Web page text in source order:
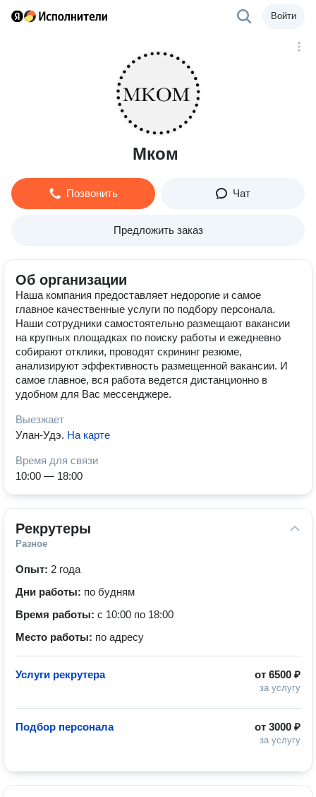
Войти
Мком
Позвонить Чат
Предложить заказ
Об организации
Наша компания предоставляет недорогие и самое
главное качественные услуги по подбору персонала.
Наши сотрудники самостоятельно размещают вакансии
на крупных площадках по поиску работы и ежедневно
собирают отклики, проводят скрининг резюме,
анализируют эффективность размещенной вакансии. И
самое главное, вся работа ведется дистанционно в
удобном для Вас мессенджере.
Выезжает
Улан-Удэ. На карте
Время для связи
10:00 — 18:00
Рекрутеры
Разное
Опыт: 2 года
Дни работы: по будням
Время работы: с 10:00 по 18:00
Место работы: по адресу
от 6500 ₽
за услугу
Услуги рекрутера
от 3000 ₽
за услугу
Подбор персонала